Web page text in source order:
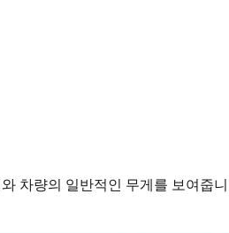
차량의 일반적인 무게를 보여줍니